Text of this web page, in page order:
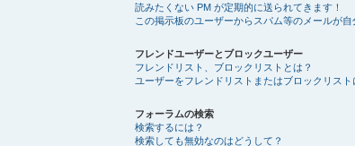
読みたくない PM が定期的に送られてきます！
この掲示板のユーザーからスパム等のメールが自
フレンドユーザーとブロックユーザー
フレンドリスト、ブロックリストとは？
ユーザーをフレンドリストまたはブロックリス
フォーラムの検索
検索するには？
検索しても無効なのはどうして？